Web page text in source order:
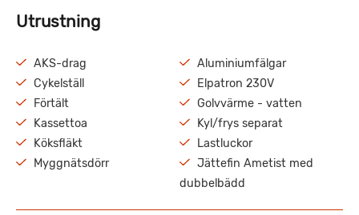
Utrustning
AKS-drag
Aluminiumfälgar
Cykelställ
Elpatron 230V
Förtält
Golvvärme - vatten
Kassettoa
Kyl/frys separat
Köksfläkt
Lastluckor
Myggnätsdörr
Jättefin Ametist med
dubbelbädd